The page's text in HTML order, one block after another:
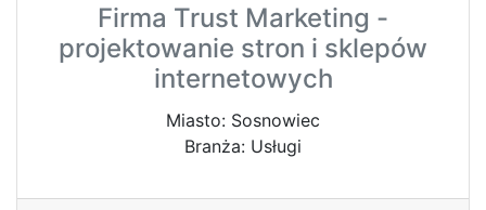
Firma Trust Marketing -
projektowanie stron i sklepów
internetowych
Miasto: Sosnowiec
Branża: Usługi